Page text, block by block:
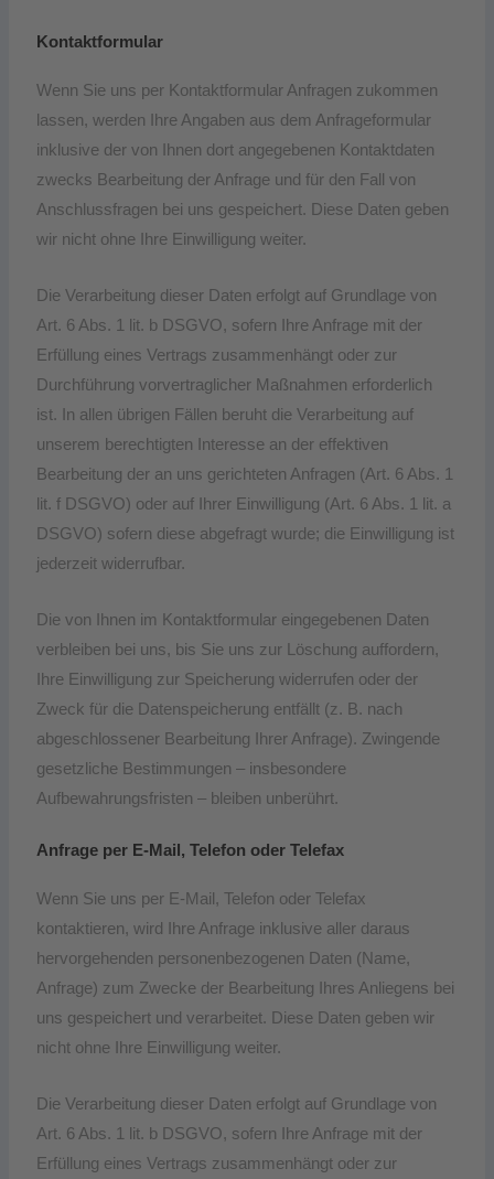
Kontaktformular
Wenn Sie uns per Kontaktformular Anfragen zukommen
lassen, werden Ihre Angaben aus dem Anfrageformular
inklusive der von Ihnen dort angegebenen Kontaktdaten
zwecks Bearbeitung der Anfrage und für den Fall von
Anschlussfragen bei uns gespeichert. Diese Daten geben
wir nicht ohne Ihre Einwilligung weiter.
Die Verarbeitung dieser Daten erfolgt auf Grundlage von
Art. 6 Abs. 1 lit. b DSGVO, sofern Ihre Anfrage mit der
Erfüllung eines Vertrags zusammenhängt oder zur
Durchführung vorvertraglicher Maßnahmen erforderlich
ist. In allen übrigen Fällen beruht die Verarbeitung auf
unserem berechtigten Interesse an der effektiven
Bearbeitung der an uns gerichteten Anfragen (Art. 6 Abs. 1
lit. f DSGVO) oder auf Ihrer Einwilligung (Art. 6 Abs. 1 lit. a
DSGVO) sofern diese abgefragt wurde; die Einwilligung ist
jederzeit widerrufbar.
Die von Ihnen im Kontaktformular eingegebenen Daten
verbleiben bei uns, bis Sie uns zur Löschung auffordern,
Ihre Einwilligung zur Speicherung widerrufen oder der
Zweck für die Datenspeicherung entfällt (z. B. nach
abgeschlossener Bearbeitung Ihrer Anfrage). Zwingende
gesetzliche Bestimmungen – insbesondere
Aufbewahrungsfristen – bleiben unberührt.
Anfrage per E-Mail, Telefon oder Telefax
Wenn Sie uns per E-Mail, Telefon oder Telefax
kontaktieren, wird Ihre Anfrage inklusive aller daraus
hervorgehenden personenbezogenen Daten (Name,
Anfrage) zum Zwecke der Bearbeitung Ihres Anliegens bei
uns gespeichert und verarbeitet. Diese Daten geben wir
nicht ohne Ihre Einwilligung weiter.
Die Verarbeitung dieser Daten erfolgt auf Grundlage von
Art. 6 Abs. 1 lit. b DSGVO, sofern Ihre Anfrage mit der
Erfüllung eines Vertrags zusammenhängt oder zur